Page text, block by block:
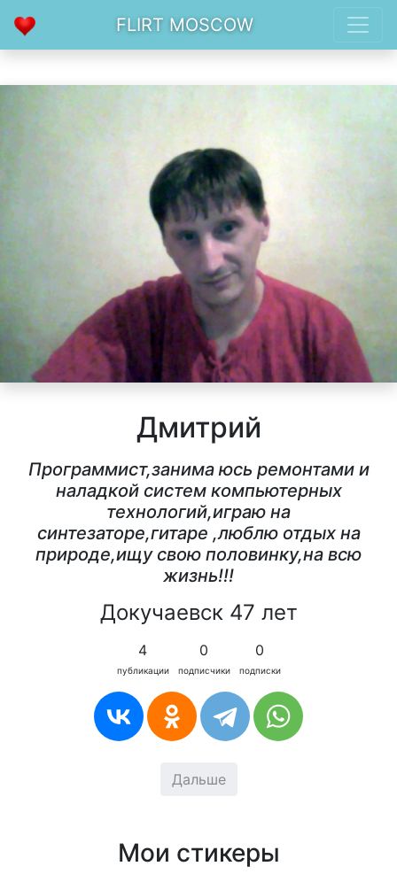
FLIRT MOSCOW
Дмитрий
Программист,занима юсь ремонтами и
наладкой систем компьютерных
технологий,играю на
синтезаторе,гитаре ,люблю отдых на
природе,ищу свою половинку,на всю
жизнь!!!
Докучаевск 47 лет
4
публикации
0
подписчики
0
подписки
Дальше
Мои стикеры